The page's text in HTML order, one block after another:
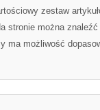
zestaw
stronie można
ma możliwość